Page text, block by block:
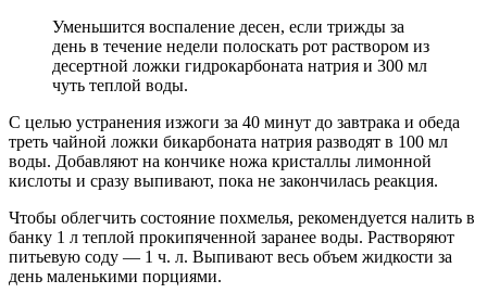
Уменьшится воспаление десен, если трижды за
день в течение недели полоскать рот раствором из
десертной ложки гидрокарбоната натрия и 300 мл
чуть теплой воды.
С целью устранения изжоги за 40 минут до завтрака и обеда
треть чайной ложки бикарбоната натрия разводят в 100 мл
воды. Добавляют на кончике ножа кристаллы лимонной
кислоты и сразу выпивают, пока не закончилась реакция.
Чтобы облегчить состояние похмелья, рекомендуется налить в
банку 1 л теплой прокипяченной заранее воды. Растворяют
питьевую соду — 1 ч. л. Выпивают весь объем жидкости за
день маленькими порциями.